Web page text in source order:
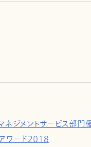
ジメントサービス部
ワード2018